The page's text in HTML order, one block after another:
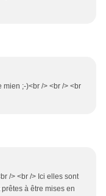
mien ;-)<br /> <br /> <br
/> <br /> Ici elles sont
à être mises en